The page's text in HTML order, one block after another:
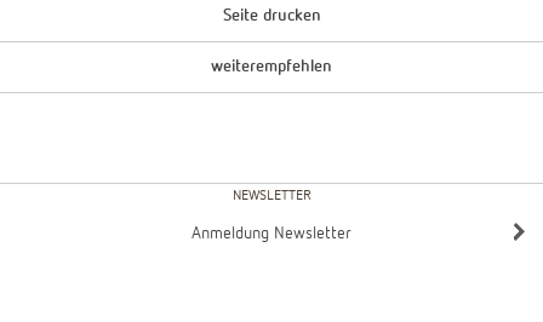
Seite drucken
weiterempfehlen
NEWSLETTER
Anmeldung Newsletter